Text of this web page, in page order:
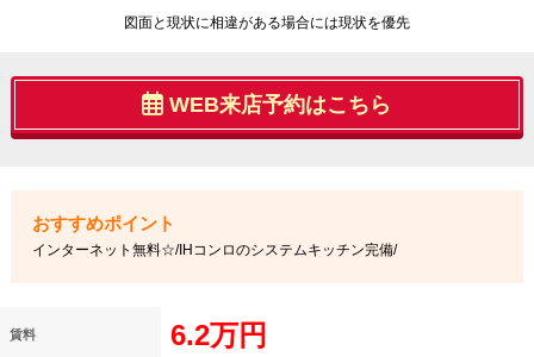
図面と現状に相違がある場合には現状を優先
WEB来店予約はこちら
インターネット無料☆/IHコンロのシステムキッチン完備/
賃料 6.2万円